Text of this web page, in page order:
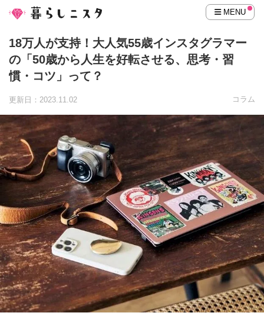
MENU
18万人が支持！大人気55歳インスタグラマー
の「50歳から人生を好転させる、思考・習
慣・コツ」って？
更新日：2023.11.02 コラム